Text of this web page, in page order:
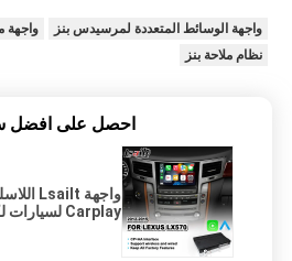
واجهة الوسائط المتعددة لمرسيدس بنز
واجهة
نظام ملاحة بنز
احصل على افضل